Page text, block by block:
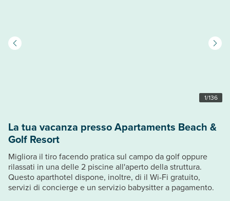
1/136
La tua vacanza presso Apartaments Beach &
Golf Resort
Migliora il tiro facendo pratica sul campo da golf oppure
rilassati in una delle 2 piscine all'aperto della struttura.
Questo aparthotel dispone, inoltre, di il Wi-Fi gratuito,
servizi di concierge e un servizio babysitter a pagamento.